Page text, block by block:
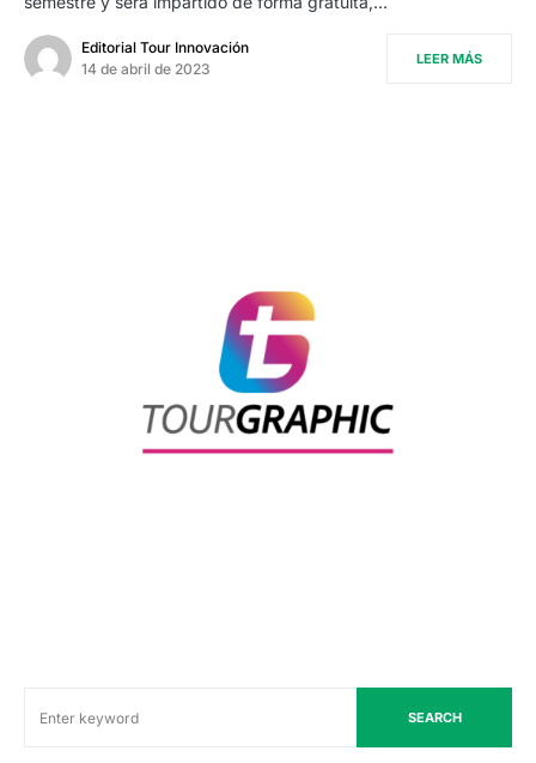
Editorial Tour Innovación
14 de abril de 2023
LEER MÁS
SEARCH